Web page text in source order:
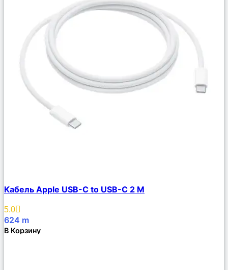
Описание
Избранное
Кабель Apple USB-C to USB-C 2 M
5.0
624 m
В Корзину